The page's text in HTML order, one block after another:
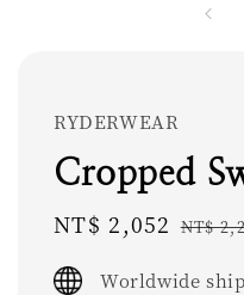
RYDERWEAR
Cropped
Sale
NT$ 2,052 NT$
Worldwide